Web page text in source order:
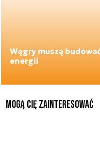
Węgry muszą
energii
Mogą Cię zainteresować